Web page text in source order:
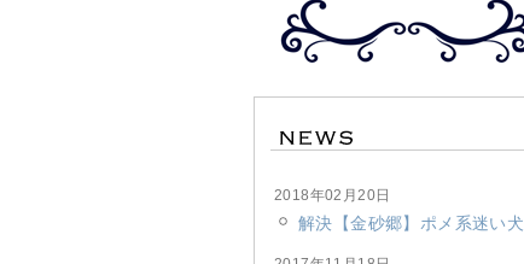
2018年02月20日
解決【金砂郷】ポメ系迷い犬